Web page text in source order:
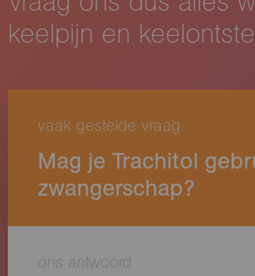
keelpijn en
vaak gestelde vraag
Mag je Trachitol
zwangerschap?
ons antwoord